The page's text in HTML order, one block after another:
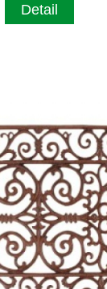
Detail